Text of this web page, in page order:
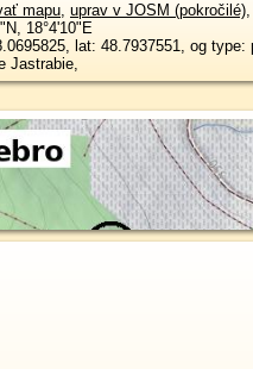
mapu, uprav v JOSM (pokročilé),
, 18°4'10"E
lat: 48.7937551, og type:
Jastrabie,